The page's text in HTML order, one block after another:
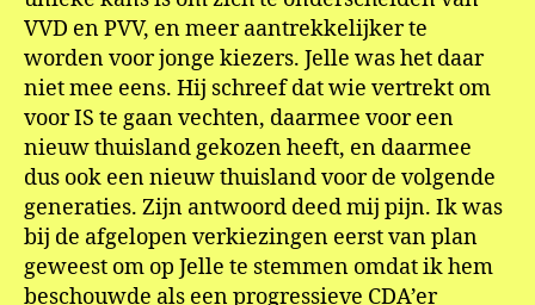
VVD en PVV, en meer aantrekkelijker te
worden voor jonge kiezers. Jelle was het daar
niet mee eens. Hij schreef dat wie vertrekt om
voor IS te gaan vechten, daarmee voor een
nieuw thuisland gekozen heeft, en daarmee
dus ook een nieuw thuisland voor de volgende
generaties. Zijn antwoord deed mij pijn. Ik was
bij de afgelopen verkiezingen eerst van plan
geweest om op Jelle te stemmen omdat ik hem
beschouwde als een progressieve CDA’er